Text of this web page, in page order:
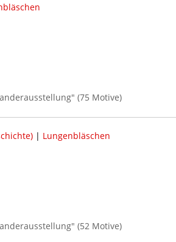
(75 Motive)
| Lungenbläschen
(52 Motive)